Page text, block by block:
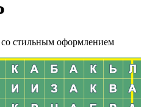
стильным оформлением